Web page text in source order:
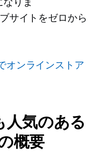
サイトをゼロから
オンラインストア
人気のある
概要